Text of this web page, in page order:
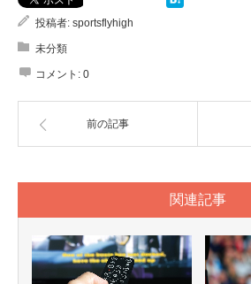
投稿者: sportsflyhigh
未分類
コメント: 0
前の記事
関連記事